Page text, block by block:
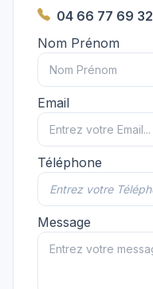
04 66 77 69 32
Nom Prénom
Email
Téléphone
Message